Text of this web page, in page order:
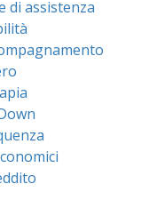
di assistenza